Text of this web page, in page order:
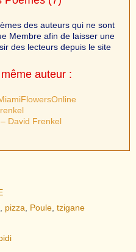
des auteurs qui ne sont
Membre afin de laisser une
des lecteurs depuis le site
auteur :
– David Frenkel
pizza Poule ,tzigane